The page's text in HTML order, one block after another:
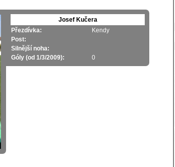
Josef Kučera
Přezdívka:
Kendy
Post:
Silnější noha:
Góly (od 1/3/2009):
0